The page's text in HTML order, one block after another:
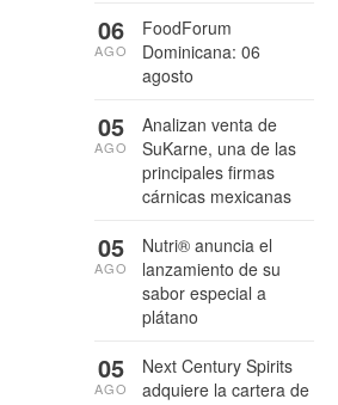
FoodForum
Dominicana: 06
agosto
06
AGO
Analizan venta de
SuKarne, una de las
principales firmas
cárnicas mexicanas
05
AGO
Nutri® anuncia el
lanzamiento de su
sabor especial a
plátano
05
AGO
Next Century Spirits
adquiere la cartera de
05
AGO